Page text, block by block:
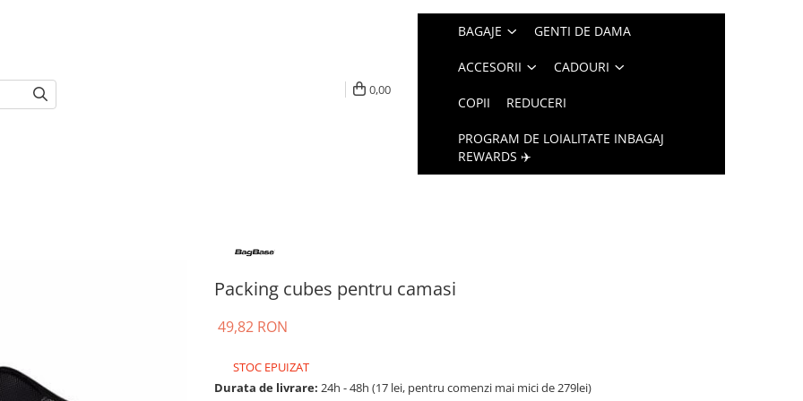
0,00
BAGAJE GENTI DE DAMA
ACCESORII CADOURI
COPII REDUCERI
PROGRAM DE LOIALITATE INBAGAJ
REWARDS ✈️
Packing cubes pentru camasi
49,82 RON
STOC EPUIZAT
Durata de livrare: 24h - 48h (17 lei, pentru comenzi mai mici de 279lei)